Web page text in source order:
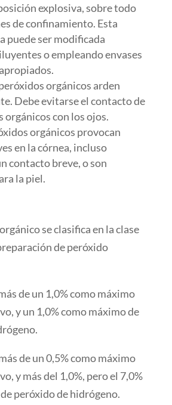
explosiva, sobre todo
de confinamiento. Esta
puede ser modificada
o empleando envases
orgánicos arden
Debe evitarse el contacto de
orgánicos con los ojos.
orgánicos provocan
en la córnea, incluso
contacto breve, o son
la piel.
se clasifica en la clase
de peróxido
de un 1,0% como máximo
y un 1,0% como máximo de
de un 0,5% como máximo
y más del 1,0%, pero el 7,0%
peróxido de hidrógeno.